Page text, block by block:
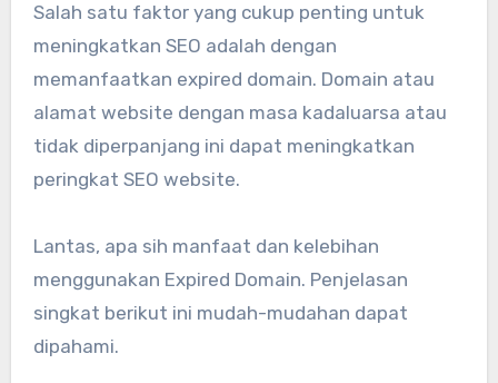
Salah satu faktor yang cukup penting untuk
meningkatkan SEO adalah dengan
memanfaatkan expired domain. Domain atau
alamat website dengan masa kadaluarsa atau
tidak diperpanjang ini dapat meningkatkan
peringkat SEO website.
Lantas, apa sih manfaat dan kelebihan
menggunakan Expired Domain. Penjelasan
singkat berikut ini mudah-mudahan dapat
dipahami.